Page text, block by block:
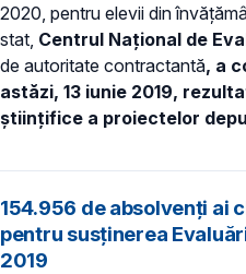
2020, pentru elevii din
stat, Centrul Național de
de autoritate contractantă, a
astăzi, 13 iunie 2019,
științifice a proiectelor
154.956 de absolvenţi ai
pentru susținerea
2019